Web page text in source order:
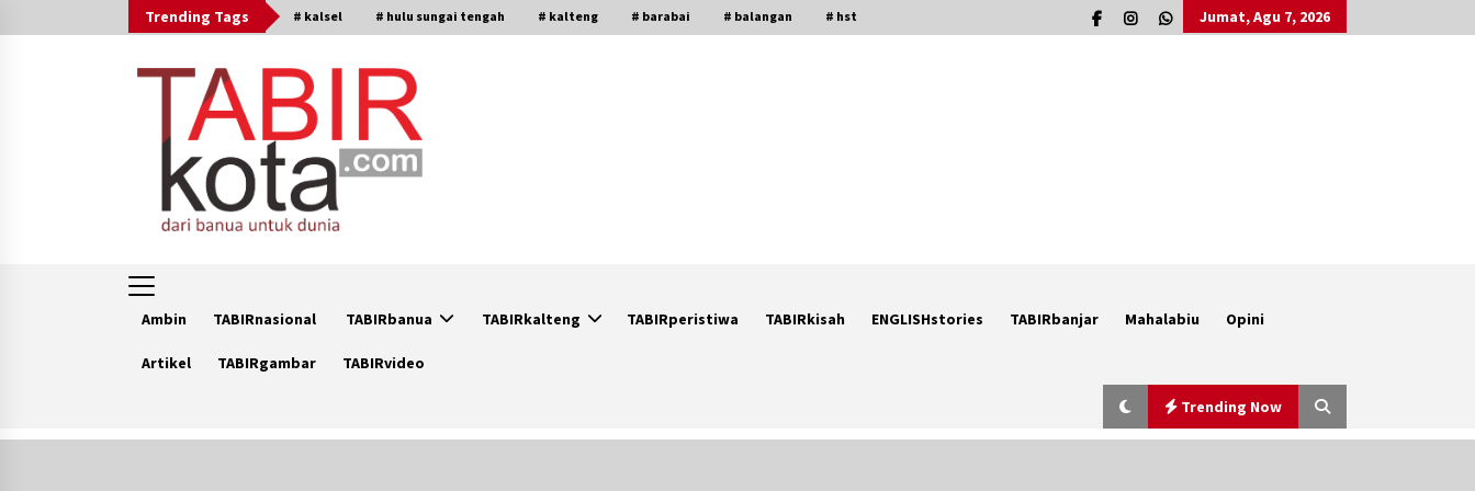
to
Trending Tags # kalsel # hulu sungai tengah # kalteng # barabai # balangan # hst Jumat, Agu 7, 2026
Ambin TABIRnasional TABIRbanua TABIRkalteng TABIRperistiwa TABIRkisah ENGLISHstories TABIRbanjar Mahalabiu Opini
Artikel TABIRgambar TABIRvideo
Trending Now